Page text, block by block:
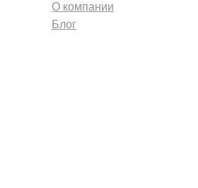
О компании
Блог